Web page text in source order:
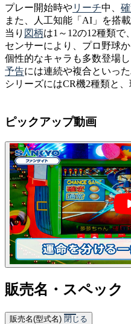
プレー開始時やリーチ中、
また、人工知能「AI」を搭
当り 図柄は1～12の12種類で
センサーにより、プロ野球
個性的なキャラも多数登場
予告には連続や複合といった
シリーズにはCR機2種類と、
ピックアップ動画
販売名・スペック
販売名(型式名) 閉じる